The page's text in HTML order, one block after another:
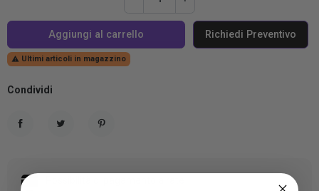
Aggiungi al carrello Richiedi Preventivo
 Ultimi articoli in magazzino
Condividi